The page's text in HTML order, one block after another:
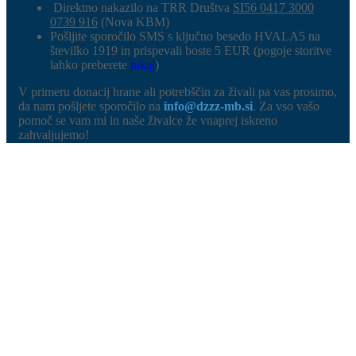
Direktno nakazilo na TRR Društva SI56 0417 3000
0739 916 (Nova KBM)
Pošljite sporočilo SMS s ključno besedo HVALA5 na
številko 1919 in prispevali boste 5 EUR (pogoje storitve
lahko preberete tukaj)
V primeru donacij hrane ali potrebščin za živali pa vas prosimo,
da nam pošljete sporočilo na info@dzzz-mb.si. Za vso vašo
pomoč se vam mi in naše živalce že vnaprej iskreno
zahvaljujemo!